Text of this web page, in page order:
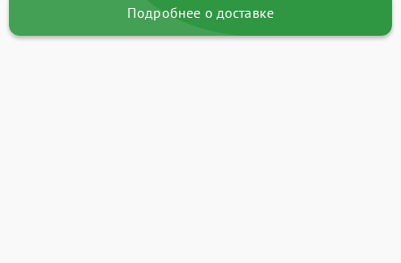
Подробнее о доставке